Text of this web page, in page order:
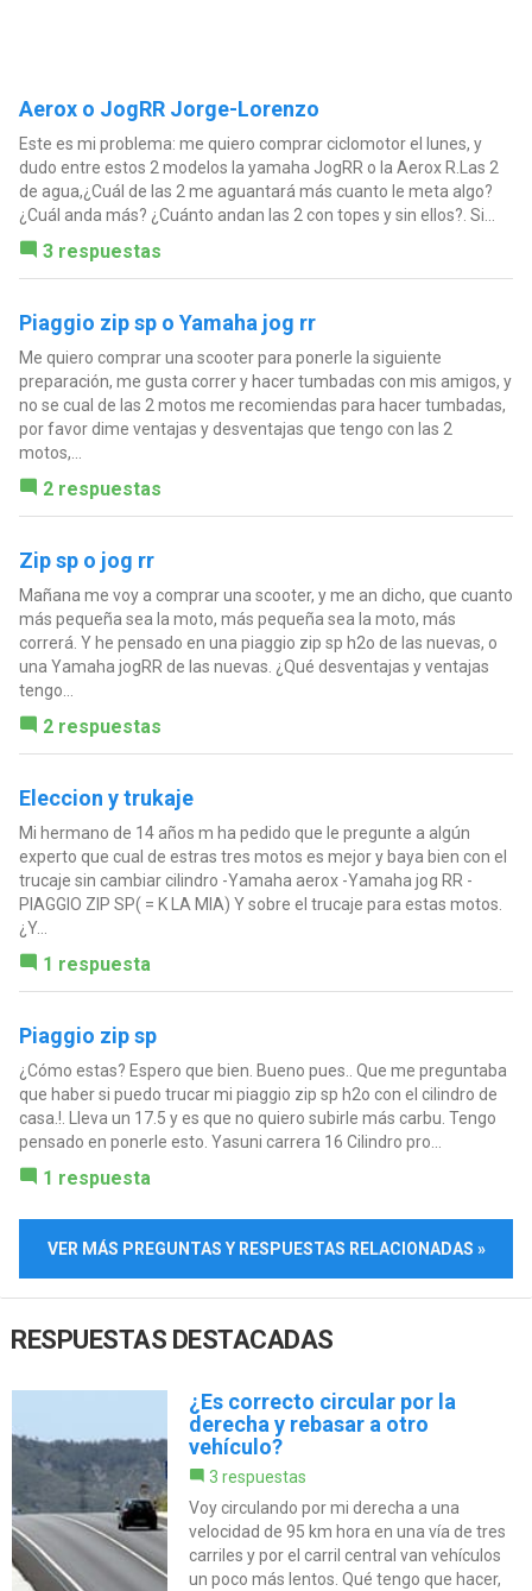
Aerox o JogRR Jorge-Lorenzo
Este es mi problema: me quiero comprar ciclomotor el lunes, y
dudo entre estos 2 modelos la yamaha JogRR o la Aerox R.Las 2
de agua,¿Cuál de las 2 me aguantará más cuanto le meta algo?
¿Cuál anda más? ¿Cuánto andan las 2 con topes y sin ellos?. Si...
3 respuestas
Piaggio zip sp o Yamaha jog rr
Me quiero comprar una scooter para ponerle la siguiente
preparación, me gusta correr y hacer tumbadas con mis amigos, y
no se cual de las 2 motos me recomiendas para hacer tumbadas,
por favor dime ventajas y desventajas que tengo con las 2
motos,...
2 respuestas
Zip sp o jog rr
Mañana me voy a comprar una scooter, y me an dicho, que cuanto
más pequeña sea la moto, más pequeña sea la moto, más
correrá. Y he pensado en una piaggio zip sp h2o de las nuevas, o
una Yamaha jogRR de las nuevas. ¿Qué desventajas y ventajas
tengo...
2 respuestas
Eleccion y trukaje
Mi hermano de 14 años m ha pedido que le pregunte a algún
experto que cual de estras tres motos es mejor y baya bien con el
trucaje sin cambiar cilindro -Yamaha aerox -Yamaha jog RR -
PIAGGIO ZIP SP( = K LA MIA) Y sobre el trucaje para estas motos.
¿Y...
1 respuesta
Piaggio zip sp
¿Cómo estas? Espero que bien. Bueno pues.. Que me preguntaba
que haber si puedo trucar mi piaggio zip sp h2o con el cilindro de
casa.!. Lleva un 17.5 y es que no quiero subirle más carbu. Tengo
pensado en ponerle esto. Yasuni carrera 16 Cilindro pro...
1 respuesta
VER MÁS PREGUNTAS Y RESPUESTAS RELACIONADAS »
RESPUESTAS DESTACADAS
¿Es correcto circular por la
derecha y rebasar a otro
vehículo?
3 respuestas
Voy circulando por mi derecha a una
velocidad de 95 km hora en una vía de tres
carriles y por el carril central van vehículos
un poco más lentos. Qué tengo que hacer,